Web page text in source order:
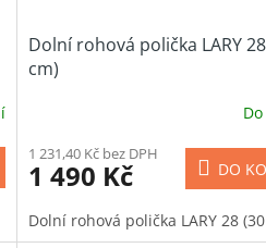
Dolní rohová polička LARY
cm)
1 231,40 Kč bez DPH
1 490 Kč DO
Dolní rohová polička LARY 28